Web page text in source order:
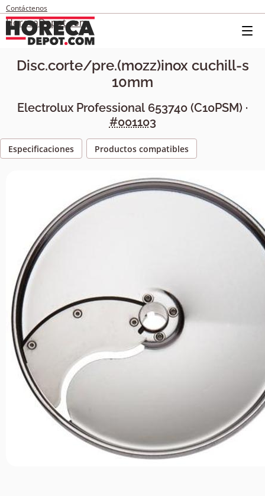
Contáctenos
HorecaDepot.com
Disc.corte/pre.(mozz)inox cuchill-s
10mm
Electrolux Professional 653740 (C10PSM) ·
#001103
Especificaciones Productos compatibles